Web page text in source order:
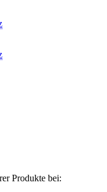
Produkte bei: